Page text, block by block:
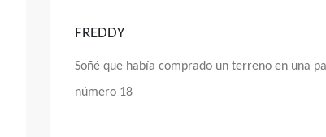
FREDDY
Soñé que había comprado un terreno en una
número 18